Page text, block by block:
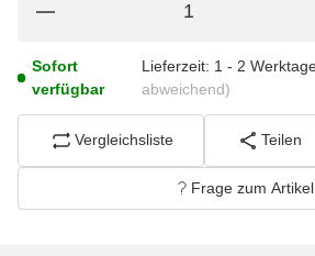
Sofort
verfügbar
Lieferzeit: 1 - 2
abweichend)
Vergleichsliste Teilen
Frage zum Artikel